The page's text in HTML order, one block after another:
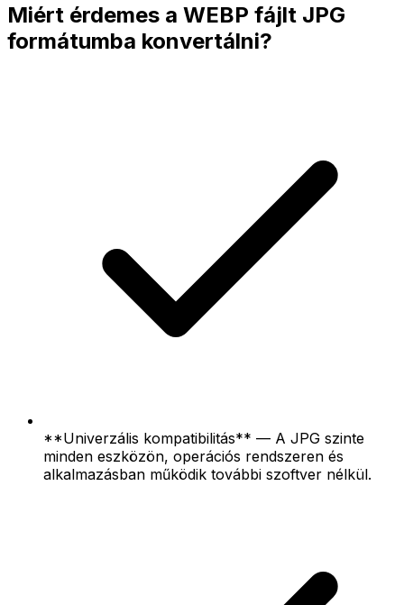
Miért érdemes a WEBP fájlt JPG
formátumba konvertálni?
**Univerzális kompatibilitás** — A JPG szinte
minden eszközön, operációs rendszeren és
alkalmazásban működik további szoftver nélkül.